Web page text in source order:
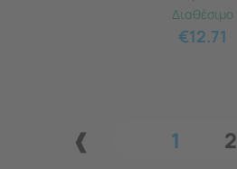
Διαθέσιμο
€12.71
1 2